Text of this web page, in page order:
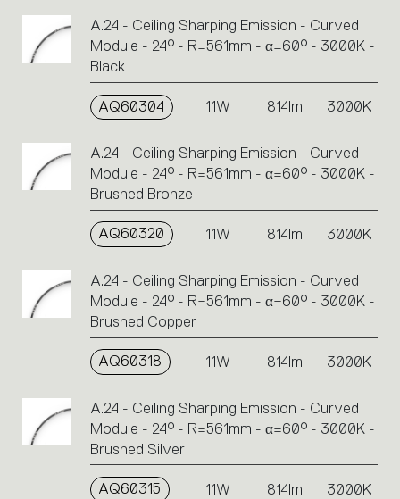
A.24 - Ceiling Sharping Emission - Curved
Module - 24° - R=561mm - α=60° - 3000K -
Black
AQ60304 11W 814lm 3000K
A.24 - Ceiling Sharping Emission - Curved
Module - 24° - R=561mm - α=60° - 3000K -
Brushed Bronze
AQ60320 11W 814lm 3000K
A.24 - Ceiling Sharping Emission - Curved
Module - 24° - R=561mm - α=60° - 3000K -
Brushed Copper
AQ60318 11W 814lm 3000K
A.24 - Ceiling Sharping Emission - Curved
Module - 24° - R=561mm - α=60° - 3000K -
Brushed Silver
AQ60315 11W 814lm 3000K